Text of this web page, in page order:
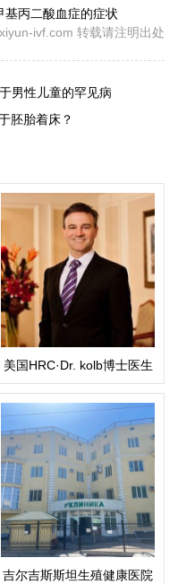
基丙二酸血症的症状
ivf.com 转载请注明出处
男性儿童的罕见病
胚胎着床？
美国HRC·Dr. kolb博士医生
吉尔吉斯斯坦生殖健康医院